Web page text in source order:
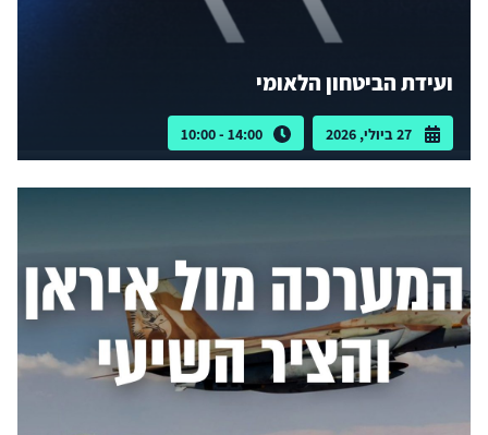
ועידת הביטחון הלאומי
27 ביולי, 2026 14:00 - 10:00